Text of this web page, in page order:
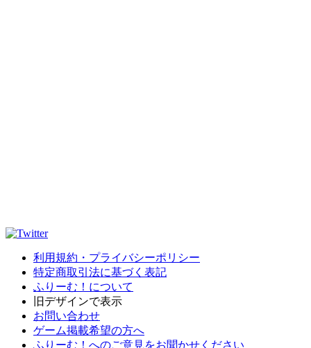
利用規約・プライバシーポリシー
特定商取引法に基づく表記
ふりーむ！について
旧デザインで表示
お問い合わせ
ゲーム掲載希望の方へ
ふりーむ！へのご意見をお聞かせください